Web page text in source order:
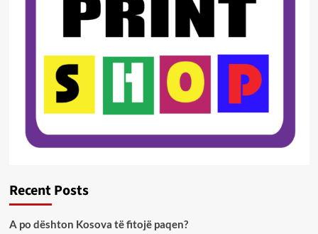
Recent Posts
A po dështon Kosova të fitojë paqen?